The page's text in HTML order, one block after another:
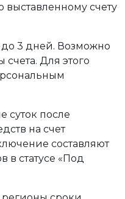
выставленному счету
до 3 дней. Возможно
Для этого
суток после
на счет
составляют
в статусе «Под